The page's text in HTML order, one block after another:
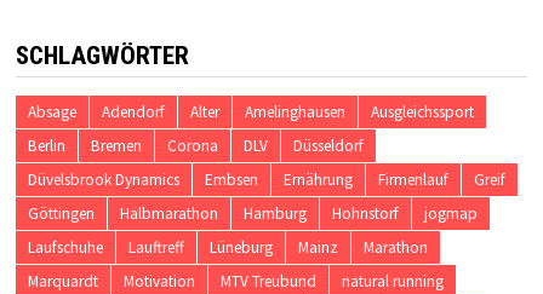
SCHLAGWÖRTER
Absage Adendorf Alter Amelinghausen
Ausgleichssport
Berlin
Bremen Corona DLV
Düsseldorf
Düvelsbrook Dynamics
Embsen Ernährung Firmenlauf
Greif
Göttingen
Halbmarathon Hamburg Hohnstorf
jogmap
Laufschuhe
Lauftreff Lüneburg Mainz
Marathon
Marquardt
Motivation MTV Treubund
natural running